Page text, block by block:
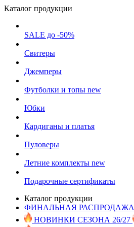
Каталог продукции
SALE до -50%
Свитеры
Джемперы
Футболки и топы new
Юбки
Кардиганы и платья
Пуловеры
Летние комплекты new
Подарочные сертификаты
Каталог продукции
ФИНАЛЬНАЯ РАСПРОДАЖА
НОВИНКИ СЕЗОНА 26/27